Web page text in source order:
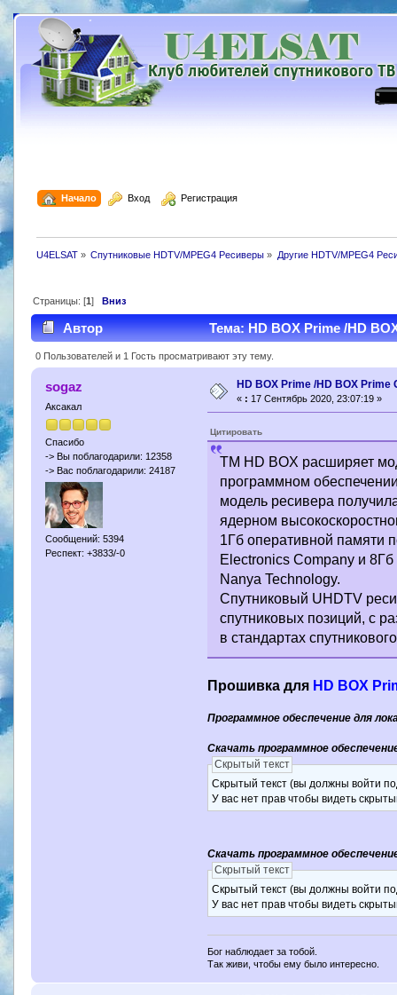
Начало Вход Регистрация
U4ELSAT» Спутниковые HDTV/MPEG4 Ресиверы » Другие HDTV/MPEG4
Страницы: [1] Вниз
Автор Тема: HD BOX Prime /HD
0 Пользователей и 1 Гость просматривают эту тему.
sogaz
Аксакал
Спасибо
-> Вы поблагодарили: 12358
-> Вас поблагодарили: 24187
Сообщений: 5394
Респект: +3833/-0
HD BOX Prime /HD BOX Prime
« : 17 Сентябрь 2020, 23:07:19 »
Цитировать
ТМ HD BOX расширяет
программном
модель ресивера
ядерном
1Гб оперативной памяти
Electronics Company и 8Гб
Nanya Technology.
Спутниковый UHDTV
спутниковых позиций, с
в стандартах
Прошивка для HD BOX
Программное обеспечение для
Скачать программное
Скрытый текст
Скрытый текст (вы должны войти
У вас нет прав чтобы видеть
Скачать программное
Скрытый текст
Скрытый текст (вы должны войти
У вас нет прав чтобы видеть
Бог наблюдает за тобой.
Так живи, чтобы ему было интересно.